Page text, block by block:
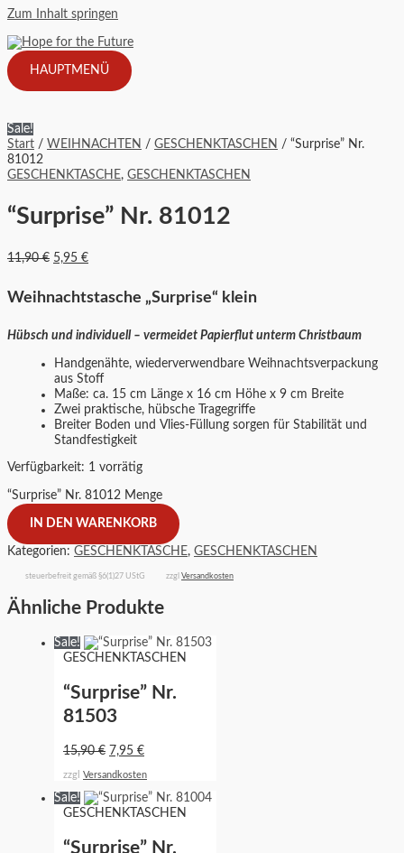
Zum Inhalt springen
HAUPTMENÜ
Sale!
Start / WEIHNACHTEN / GESCHENKTASCHEN / “Surprise” Nr.
81012
GESCHENKTASCHE, GESCHENKTASCHEN
“Surprise” Nr. 81012
11,90€ 5,95 €
Weihnachtstasche „Surprise“ klein
Hübsch und individuell – vermeidet Papierflut unterm Christbaum
Handgenähte, wiederverwendbare Weihnachtsverpackung
aus Stoff
Maße: ca. 15 cm Länge x 16 cm Höhe x 9 cm Breite
Zwei praktische, hübsche Tragegriffe
Breiter Boden und Vlies-Füllung sorgen für Stabilität und
Standfestigkeit
Verfügbarkeit: 1 vorrätig
“Surprise” Nr. 81012 Menge
IN DEN WARENKORB
Kategorien: GESCHENKTASCHE, GESCHENKTASCHEN
steuerbefreit gemäß §6(1)27 UStG zzgl Versandkosten
Ähnliche Produkte
Sale!
GESCHENKTASCHEN
“Surprise” Nr.
81503
15,90€ 7,95 €
zzgl Versandkosten
Sale!
GESCHENKTASCHEN
“Surprise” Nr.